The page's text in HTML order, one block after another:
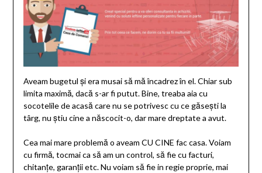
Aveam bugetul și era musai să mă încadrez în el. Chiar sub
limita maximă, dacă s-ar fi putut. Bine, treaba aia cu
socotelile de acasă care nu se potrivesc cu ce găsești la
târg, nu știu cine a născocit-o, dar mare dreptate a avut.
Cea mai mare problemă o aveam CU CINE fac casa. Voiam
cu firmă, tocmai ca să am un control, să fie cu facturi,
chitanțe, garanții etc. Nu voiam să fie in regie proprie, mai